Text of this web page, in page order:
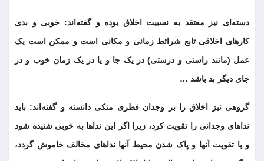
دسته‌ای نیز معتقد به نسبیت اخلاق بوده و گفته‌اند: خوبی و بدی
کارهای اخلاقی تابع شرائط زمانی و مکانی است و ممکن است یک
عمل (مانند راستی و درستی) در یک جا و یا در یک زمان خوب و در
جای دیگر بد باشد …
گروهی نیز اخلاق را بر وجدان فطری متکی دانسته و گفته‌اند: باید
نداهای وجدانی را تقویت کرد، زیرا اگر این ندا‌ها به خوبی شنیده شود
و با تقویت آنها و پاک شدن محیط آنها نداهای مخالف خاموش گردد،